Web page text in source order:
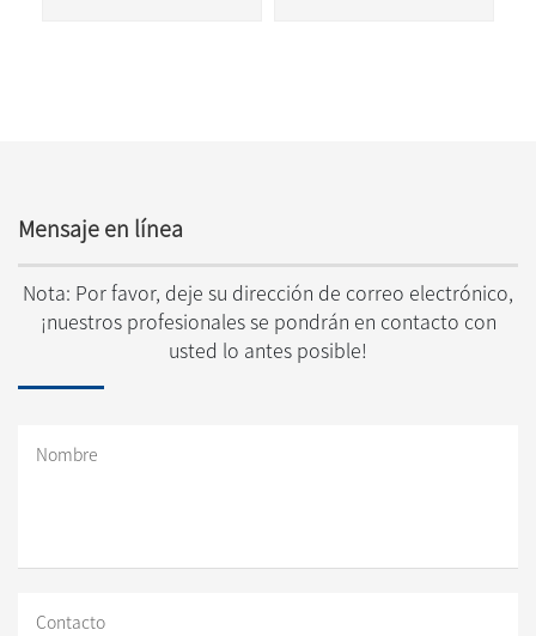
Mensaje en línea
Nota: Por favor, deje su dirección de correo electrónico,
¡nuestros profesionales se pondrán en contacto con
usted lo antes posible!
Nombre
Contacto